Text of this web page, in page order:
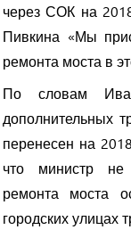
через СОК на
Пивкина «Мы
ремонта моста в
По словам
дополнительных
перенесен на
что министр не
ремонта моста
городских улицах